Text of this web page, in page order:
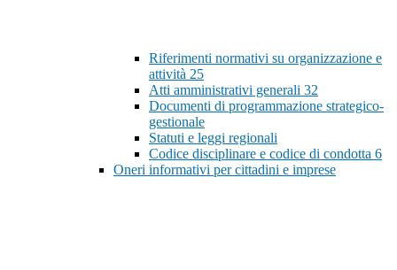
Riferimenti normativi su organizzazione e
attività 25
Atti amministrativi generali 32
Documenti di programmazione strategico-
gestionale
Statuti e leggi regionali
Codice disciplinare e codice di condotta 6
Oneri informativi per cittadini e imprese